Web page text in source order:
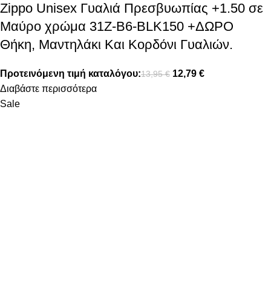
Zippo Unisex Γυαλιά Πρεσβυωπίας +1.50 σε
Μαύρο χρώμα 31Z-B6-BLK150 +ΔΩΡΟ
Θήκη, Μαντηλάκι Και Κορδόνι Γυαλιών.
Προτεινόμενη τιμή καταλόγου:13,95€ 12,79 €
Διαβάστε περισσότερα
Sale